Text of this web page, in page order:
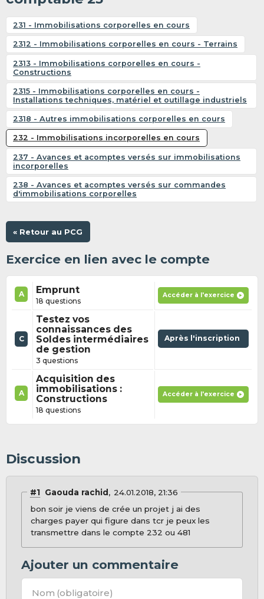
231 - Immobilisations corporelles en cours
2312 - Immobilisations corporelles en cours - Terrains
2313 - Immobilisations corporelles en cours -
Constructions
2315 - Immobilisations corporelles en cours -
Installations techniques, matériel et outillage industriels
2318 - Autres immobilisations corporelles en cours
232 - Immobilisations incorporelles en cours
237 - Avances et acomptes versés sur immobilisations
incorporelles
238 - Avances et acomptes versés sur commandes
d'immobilisations corporelles
« Retour au PCG
Exercice en lien avec le compte
A Emprunt
18 questions
Accéder à l'exercice
C
Testez vos
connaissances des
Soldes intermédiaires
de gestion
3 questions
Après l'inscription
A
Acquisition des
immobilisations :
Constructions
18 questions
Accéder à l'exercice
Discussion
#1 Gaouda rachid
24.01.2018, 21:36
bon soir je viens de crée un projet j ai des
charges payer qui figure dans tcr je peux les
transmettre dans le compte 232 ou 481
Ajouter un commentaire
Nom (obligatoire)